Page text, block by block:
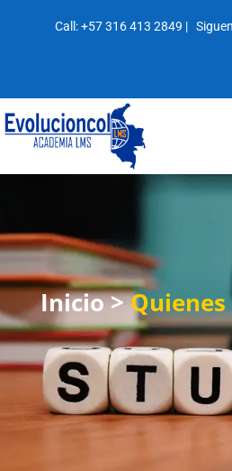
Call:+57 316 413 2849 |
Inicio >Quienes